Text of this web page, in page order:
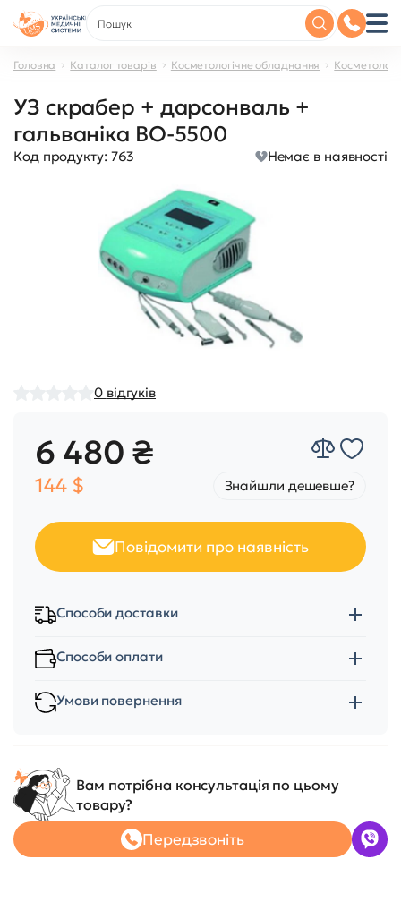
Головна Каталог товарів Косметологічне обладнання
УЗ скрабер + дарсонваль +
гальваніка BO-5500
Код продукту: 763 Немає в наявності
0 відгуків
6 480 ₴
144 $ Знайшли дешевше?
Повідомити про наявність
Способи доставки
Способи оплати
Умови повернення
Вам потрібна консультація по цьому
товару?
Передзвоніть